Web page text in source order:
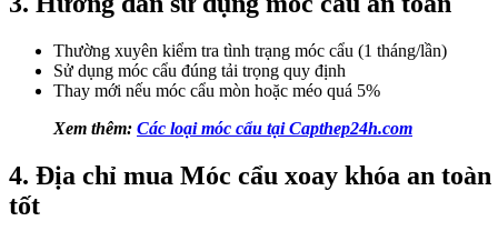
Thường xuyên kiểm tra tình trạng móc cẩu (1 tháng/lần)
Sử dụng móc cẩu đúng tải trọng quy định
Thay mới nếu móc cẩu mòn hoặc méo quá 5%
Xem thêm: Các loại móc cẩu tại Capthep24h.com
4. Địa chỉ mua Móc cẩu xoay khóa an
tốt